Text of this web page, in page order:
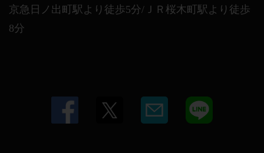
京急日ノ出町駅より徒歩5分/ＪＲ桜木町駅より徒歩
8分